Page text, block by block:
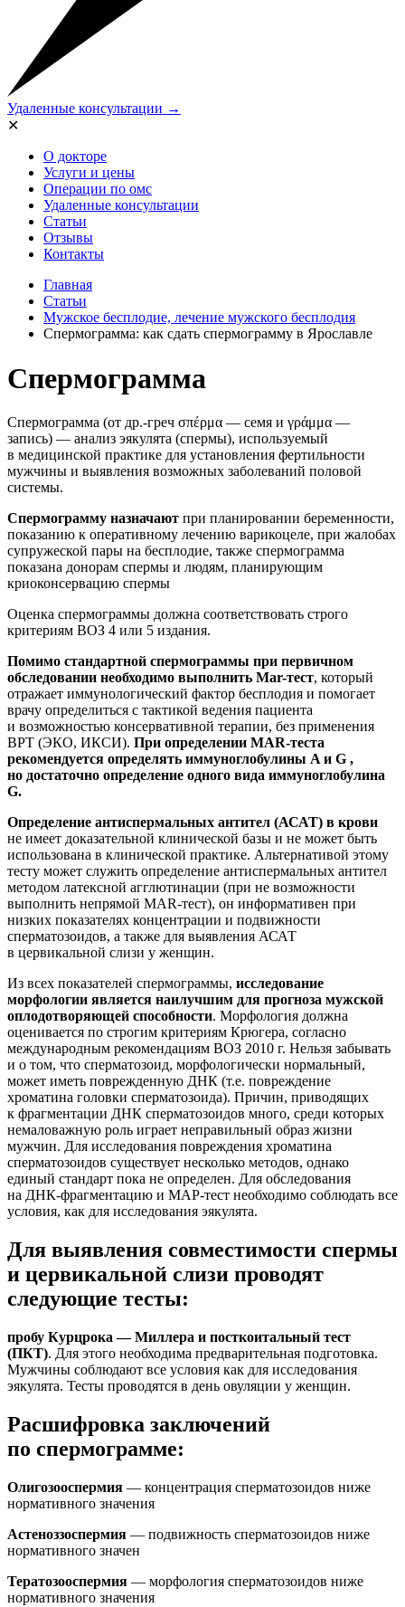
Удаленные консультации →
✕
О докторе
Услуги и цены
Операции по омс
Удаленные консультации
Статьи
Отзывы
Контакты
Главная
Статьи
Мужское бесплодие, лечение мужского бесплодия
Спермограмма: как сдать спермограмму в Ярославле
Спермограмма
Спермограмма (от др.-греч σπέρμα — семя и γράμμα —
запись) — анализ эякулята (спермы), используемый
в медицинской практике для установления фертильности
мужчины и выявления возможных заболеваний половой
системы.
Спермограмму назначают при планировании беременности,
показанию к оперативному лечению варикоцеле, при жалобах
супружеской пары на бесплодие, также спермограмма
показана донорам спермы и людям, планирующим
криоконсервацию спермы
Оценка спермограммы должна соответствовать строго
критериям ВОЗ 4 или 5 издания.
Помимо стандартной спермограммы при первичном
обследовании необходимо выполнить Mar-тест, который
отражает иммунологический фактор бесплодия и помогает
врачу определиться с тактикой ведения пациента
и возможностью консервативной терапии, без применения
ВРТ (ЭКО, ИКСИ). При определении MAR-теста
рекомендуется определять иммуноглобулины A и G ,
но достаточно определение одного вида иммуноглобулина
G.
Определение антиспермальных антител (АСАТ) в крови
не имеет доказательной клинической базы и не может быть
использована в клинической практике. Альтернативой этому
тесту может служить определение антиспермальных антител
методом латексной агглютинации (при не возможности
выполнить непрямой MAR-тест), он информативен при
низких показателях концентрации и подвижности
сперматозоидов, а также для выявления АСАТ
в цервикальной слизи у женщин.
Из всех показателей спермограммы, исследование
морфологии является наилучшим для прогноза мужской
оплодотворяющей способности. Морфология должна
оценивается по строгим критериям Крюгера, согласно
международным рекомендациям ВОЗ 2010 г. Нельзя забывать
и о том, что сперматозоид, морфологически нормальный,
может иметь поврежденную ДНК (т.е. повреждение
хроматина головки сперматозоида). Причин, приводящих
к фрагментации ДНК сперматозоидов много, среди которых
немаловажную роль играет неправильный образ жизни
мужчин. Для исследования повреждения хроматина
сперматозоидов существует несколько методов, однако
единый стандарт пока не определен. Для обследования
на ДНК-фрагментацию и МАР-тест необходимо соблюдать все
условия, как для исследования эякулята.
Для выявления совместимости спермы
и цервикальной слизи проводят
следующие тесты:
пробу Курцрока — Миллера и посткоитальный тест
(ПКТ). Для этого необходима предварительная подготовка.
Мужчины соблюдают все условия как для исследования
эякулята. Тесты проводятся в день овуляции у женщин.
Расшифровка заключений
по спермограмме:
Олигозооспермия — концентрация сперматозоидов ниже
нормативного значения
Астеноззоспермия — подвижность сперматозоидов ниже
нормативного значен
Тератозооспермия — морфология сперматозоидов ниже
нормативного значения